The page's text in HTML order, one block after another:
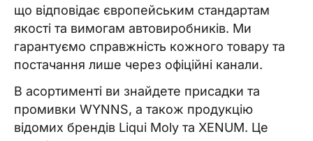
що відповідає європейським стандартам
якості та вимогам автовиробників. Ми
гарантуємо справжність кожного товару та
постачання лише через офіційні канали.
В асортименті ви знайдете присадки та
промивки WYNNS, а також продукцію
відомих брендів Liqui Moly та XENUM. Це